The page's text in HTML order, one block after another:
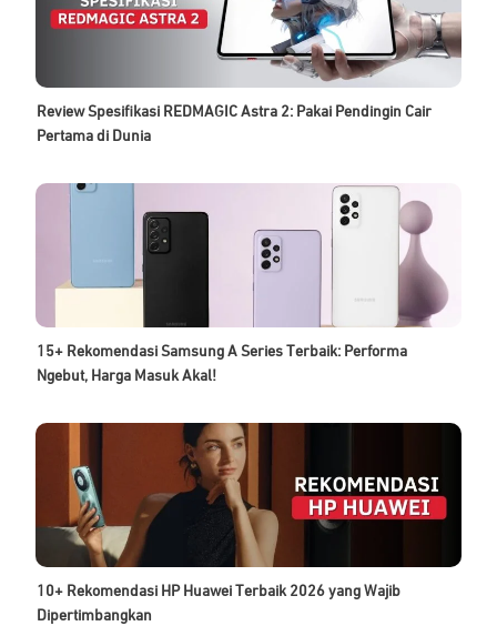
Review Spesifikasi REDMAGIC Astra 2: Pakai Pendingin Cair
Pertama di Dunia
15+ Rekomendasi Samsung A Series Terbaik: Performa
Ngebut, Harga Masuk Akal!
10+ Rekomendasi HP Huawei Terbaik 2026 yang Wajib
Dipertimbangkan